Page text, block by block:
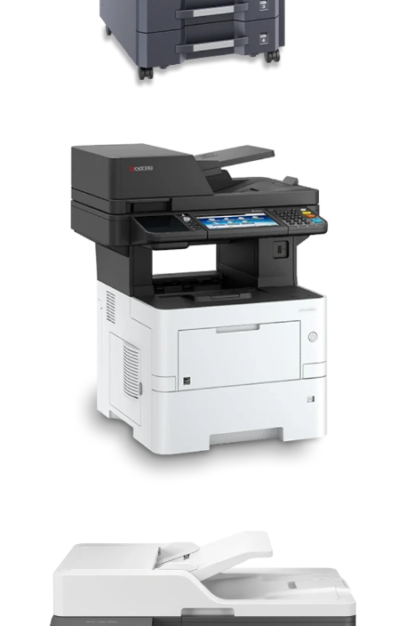
TASKalfa MZ3200i Multifuncional
EQUIPOS BLANCO Y NEGRO
M3645idn Multifuncional Láser
EQUIPOS BLANCO Y NEGRO